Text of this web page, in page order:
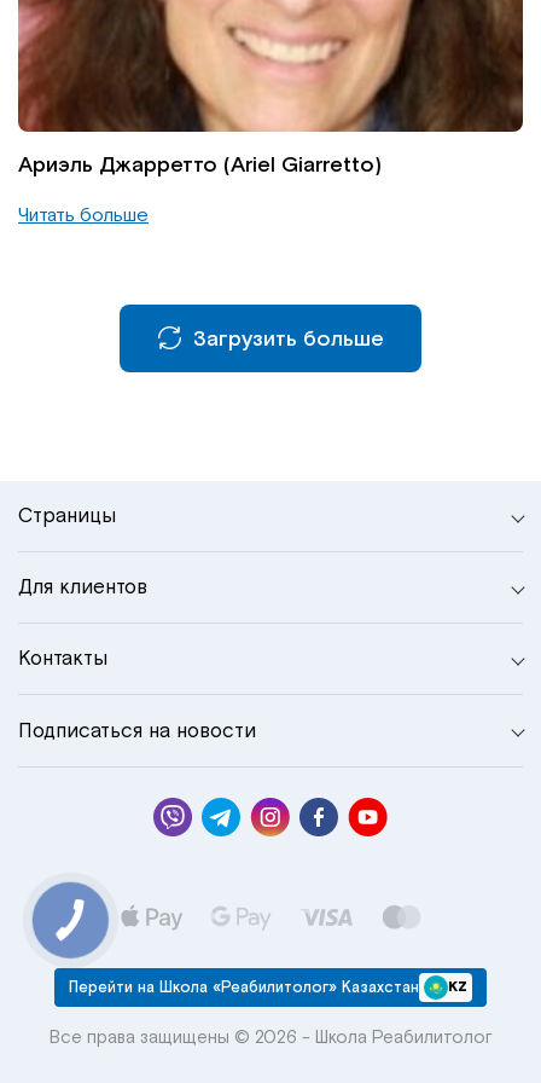
Ариэль Джарретто (Ariel Giarretto)
Читать больше
Загрузить больше
Страницы
Для клиентов
Контакты
Подписаться на новости
Перейти на Школа «Реабилитолог» Казахстан KZ
Все права защищены © 2026 - Школа Реабилитолог
Институт Апледжера
Институт Барраля
Прикладная кинезиология
Кинезиотейпинг
Массаж
Эстетическая медицина